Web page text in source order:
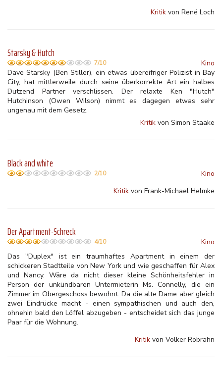
Kritik von René Loch
Starsky & Hutch
7/10
Kino
Dave Starsky (Ben Stiller), ein etwas übereifriger Polizist in Bay
City, hat mittlerweile durch seine überkorrekte Art ein halbes
Dutzend Partner verschlissen. Der relaxte Ken "Hutch"
Hutchinson (Owen Wilson) nimmt es dagegen etwas sehr
ungenau mit dem Gesetz.
Kritik von Simon Staake
Black and white
2/10
Kino
Kritik von Frank-Michael Helmke
Der Apartment-Schreck
4/10
Kino
Das "Duplex" ist ein traumhaftes Apartment in einem der
schickeren Stadtteile von New York und wie geschaffen für Alex
und Nancy. Wäre da nicht dieser kleine Schönheitsfehler in
Person der unkündbaren Untermieterin Ms. Connelly, die ein
Zimmer im Obergeschoss bewohnt. Da die alte Dame aber gleich
zwei Eindrücke macht - einen sympathischen und auch den,
ohnehin bald den Löffel abzugeben - entscheidet sich das junge
Paar für die Wohnung.
Kritik von Volker Robrahn